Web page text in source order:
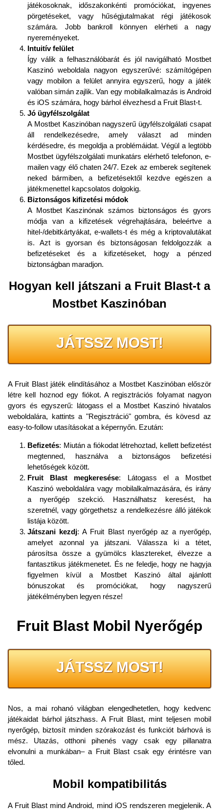
játékosoknak, időszakonkénti promóciókat, ingyenes
pörgetéseket, vagy hűségjutalmakat régi játékosok
számára. Jobb bankroll könnyen elérheti a nagy
nyereményeket.
Intuitív felület
Így válik a felhasználóbarát és jól navigálható Mostbet
Kaszinó weboldala nagyon egyszerűvé: számítógépen
vagy mobilon a felület annyira egyszerű, hogy a játék
valóban simán zajlik. Van egy mobilalkalmazás is Android
és iOS számára, hogy bárhol élvezhesd a Fruit Blast-t.
Jó ügyfélszolgálat
A Mostbet Kaszinóban nagyszerű ügyfélszolgálati csapat
áll rendelkezésedre, amely választ ad minden
kérdésedre, és megoldja a problémáidat. Végül a legtöbb
Mostbet ügyfélszolgálati munkatárs elérhető telefonon, e-
mailen vagy élő chaten 24/7. Ezek az emberek segítenek
neked bármiben, a befizetésektől kezdve egészen a
játékmenettel kapcsolatos dolgokig.
Biztonságos kifizetési módok
A Mostbet Kaszinónak számos biztonságos és gyors
módja van a kifizetések végrehajtására, beleértve a
hitel-/debitkártyákat, e-wallets-t és még a kriptovalutákat
is. Azt is gyorsan és biztonságosan feldolgozzák a
befizetéseket és a kifizetéseket, hogy a pénzed
biztonságban maradjon.
Hogyan kell játszani a Fruit Blast-t a
Mostbet Kaszinóban
JÁTSSZ MOST!
A Fruit Blast játék elindításához a Mostbet Kaszinóban először
létre kell hoznod egy fiókot. A regisztrációs folyamat nagyon
gyors és egyszerű: látogass el a Mostbet Kaszinó hivatalos
weboldalára, kattints a "Regisztráció" gombra, és kövesd az
easy-to-follow utasításokat a képernyőn. Ezután:
Befizetés: Miután a fiókodat létrehoztad, kellett befizetést
megtenned, használva a biztonságos befizetési
lehetőségek között.
Fruit Blast megkeresése: Látogass el a Mostbet
Kaszinó weboldalára vagy mobilalkalmazására, és irány
a nyerőgép szekció. Használhatsz keresést, ha
szeretnél, vagy görgethetsz a rendelkezésre álló játékok
listája között.
Játszani kezdj: A Fruit Blast nyerőgép az a nyerőgép,
amelyet azonnal ya játszani. Válassza ki a tétet,
párosítsa össze a gyümölcs klasztereket, élvezze a
fantasztikus játékmenetet. És ne feledje, hogy ne hagyja
figyelmen kívül a Mostbet Kaszinó által ajánlott
bónuszokat és promóciókat, hogy nagyszerű
játékélményben legyen része!
Fruit Blast Mobil Nyerőgép
JÁTSSZ MOST!
Nos, a mai rohanó világban elengedhetetlen, hogy kedvenc
játékaidat bárhol játszhass. A Fruit Blast, mint teljesen mobil
nyerőgép, biztosít minden szórakozást és funkciót bárhová is
mész. Utazás, otthoni pihenés vagy csak egy pillanatra
elvonulni a munkában– a Fruit Blast csak egy érintésre van
tőled.
Mobil kompatibilitás
A Fruit Blast mind Android, mind iOS rendszeren megjelenik. A